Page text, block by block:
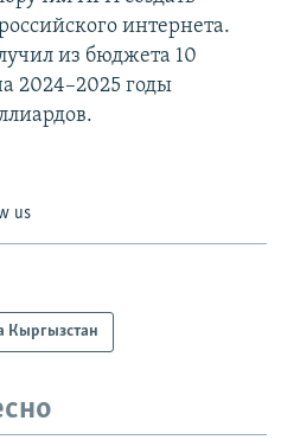
интернета.
из бюджета 10
2024–2025 годы
us
Кыргызстан